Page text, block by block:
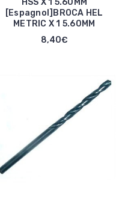
HSS X 1 5.60MM
[Espagnol]BROCA HEL
METRIC X 1 5.60MM
8,40€